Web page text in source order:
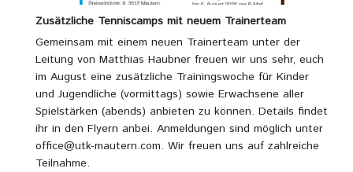
Zusätzliche Tenniscamps mit neuem Trainerteam
Gemeinsam mit einem neuen Trainerteam unter der
Leitung von Matthias Haubner freuen wir uns sehr, euch
im August eine zusätzliche Trainingswoche für Kinder
und Jugendliche (vormittags) sowie Erwachsene aller
Spielstärken (abends) anbieten zu können. Details findet
ihr in den Flyern anbei. Anmeldungen sind möglich unter
office@utk-mautern.com. Wir freuen uns auf zahlreiche
Teilnahme.